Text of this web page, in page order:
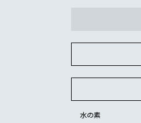
水の素